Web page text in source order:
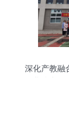
深化产教融